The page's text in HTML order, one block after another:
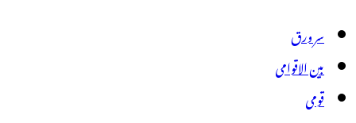
سر ورق
بین الاقوامی
قومی